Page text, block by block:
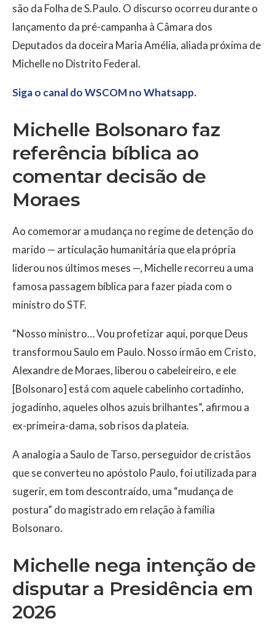
são da Folha de S.Paulo. O discurso ocorreu durante o
lançamento da pré-campanha à Câmara dos
Deputados da doceira Maria Amélia, aliada próxima de
Michelle no Distrito Federal.
Siga o canal do WSCOM no Whatsapp.
Michelle Bolsonaro faz
referência bíblica ao
comentar decisão de
Moraes
Ao comemorar a mudança no regime de detenção do
marido — articulação humanitária que ela própria
liderou nos últimos meses —, Michelle recorreu a uma
famosa passagem bíblica para fazer piada com o
ministro do STF.
“Nosso ministro… Vou profetizar aqui, porque Deus
transformou Saulo em Paulo. Nosso irmão em Cristo,
Alexandre de Moraes, liberou o cabeleireiro, e ele
[Bolsonaro] está com aquele cabelinho cortadinho,
jogadinho, aqueles olhos azuis brilhantes”, afirmou a
ex-primeira-dama, sob risos da plateia.
A analogia a Saulo de Tarso, perseguidor de cristãos
que se converteu no apóstolo Paulo, foi utilizada para
sugerir, em tom descontraído, uma “mudança de
postura” do magistrado em relação à família
Bolsonaro.
Michelle nega intenção de
disputar a Presidência em
2026